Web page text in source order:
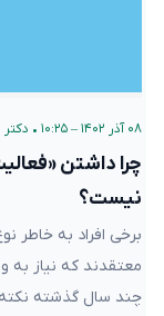
۰۸ آذر ۱۴۰۲ – ۱۰:۲۵ •
چرا داشتن
نیست؟
برخی افراد به خاطر
معتقدند که نیاز
چند سال گذشته نکته